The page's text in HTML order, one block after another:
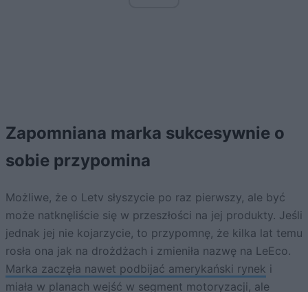
Zapomniana marka sukcesywnie o
sobie przypomina
Możliwe, że o Letv słyszycie po raz pierwszy, ale być
może natknęliście się w przeszłości na jej produkty. Jeśli
jednak jej nie kojarzycie, to przypomnę, że kilka lat temu
rosła ona jak na drożdżach i zmieniła nazwę na LeEco.
Marka zaczęła nawet podbijać amerykański rynek i
miała w planach wejść w segment motoryzacji, ale